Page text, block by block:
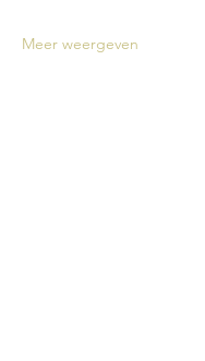
Meer weergeven